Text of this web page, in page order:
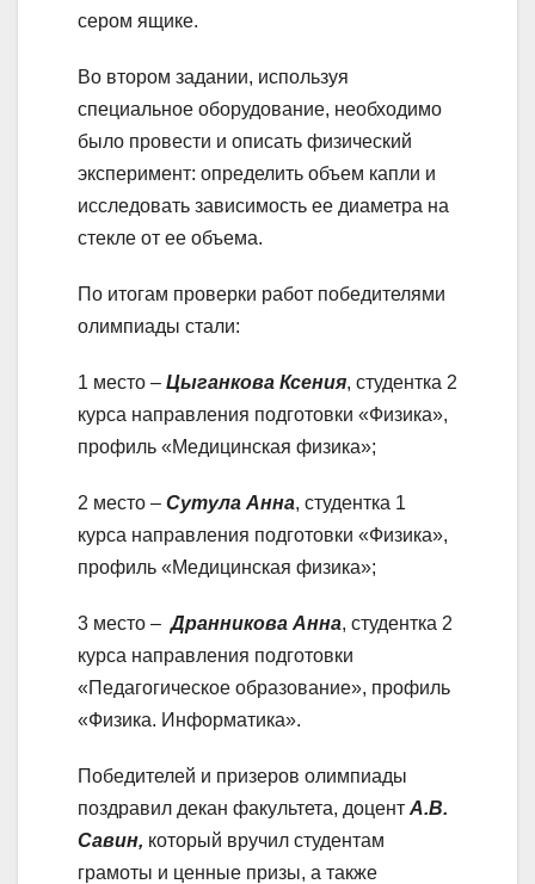
сером ящике.
Во втором задании, используя
специальное оборудование, необходимо
было провести и описать физический
эксперимент: определить объем капли и
исследовать зависимость ее диаметра на
стекле от ее объема.
По итогам проверки работ победителями
олимпиады стали:
1 место – Цыганкова Ксения, студентка 2
курса направления подготовки «Физика»,
профиль «Медицинская физика»;
2 место – Сутула Анна, студентка 1
курса направления подготовки «Физика»,
профиль «Медицинская физика»;
3 место –Дранникова Анна, студентка 2
курса направления подготовки
«Педагогическое образование», профиль
«Физика. Информатика».
Победителей и призеров олимпиады
поздравил декан факультета, доцент А.В.
Савин, который вручил студентам
грамоты и ценные призы, а также